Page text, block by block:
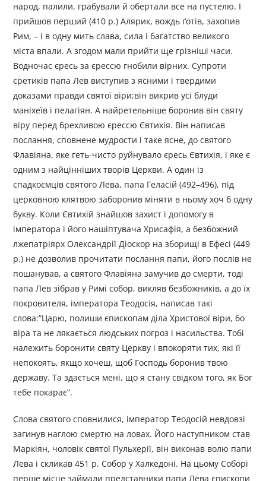
народ, палили, грабували й обертали все на пустелю. І
прийшов перший (410 р.) Алярик, вождь ґотів, захопив
Рим, – і в одну мить слава, сила і багатство великого
міста впали. А згодом мали прийти ще грізніші часи.
Водночас єресь за єрессю гнобили вірних. Супроти
єретиків папа Лев виступив з ясними і твердими
доказами правди святої віри;він викрив усі блуди
маніхеїв і пелагіян. А найретельніше боронив він святу
віру перед брехливою єрессю Євтихія. Він написав
послання, сповнене мудрости і таке ясне, до святого
Флавіяна, яке геть-чисто руйнувало єресь Євтихія, і яке є
одним з найцінніших творів Церкви. А один із
спадкоємців святого Лева, папа Геласій (492–496), під
церковною клятвою заборонив міняти в ньому хоч б одну
букву. Коли Євтихій знайшов захист і допомогу в
імператора і його нашіптувача Хрисафія, а безбожний
лжепатріярх Олександрії Діоскор на зборищі в Ефесі (449
р.) не дозволив прочитати послання папи, його послів не
пошанував, а святого Флавіяна замучив до смерти, тоді
папа Лев зібрав у Римі собор, викляв безбожників, а до їх
покровителя, імператора Теодосія, написав такі
слова:“Царю, полиши єпископам діла Христової віри, бо
віра та не лякається людських погроз і насильства. Тобі
належить боронити святу Церкву і впокоряти тих, які її
непокоять, якщо хочеш, щоб Господь боронив твою
державу. Та здається мені, що я стану свідком того, як Бог
тебе покарає”.
Слова святого сповнилися, імператор Теодосій невдовзі
загинув наглою смертю на ловах. Його наступником став
Маркіян, чоловік святої Пульхерії, він виконав волю папи
Лева і скликав 451 р. Собор у Халкедоні. На цьому Соборі
перше місце займали представники папи Лева єпископи